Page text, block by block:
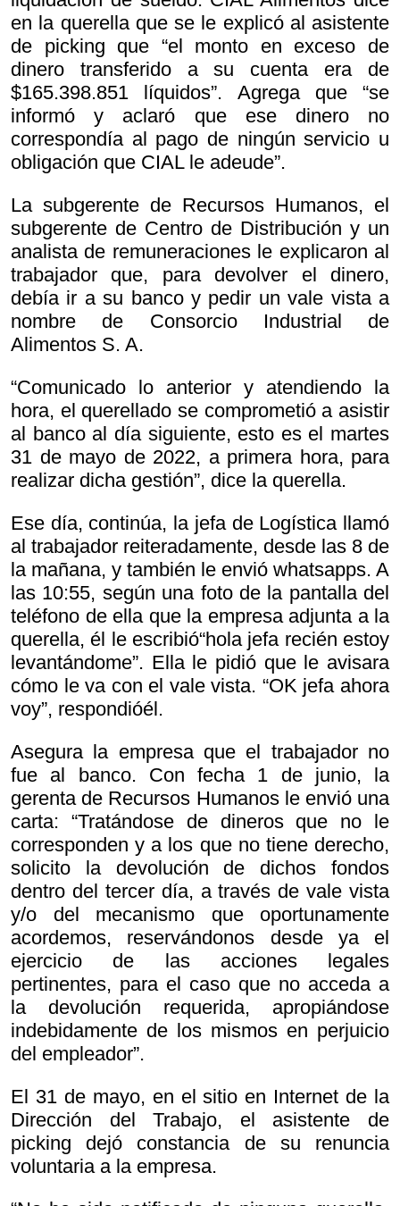
en la querella que se le explicó al asistente
de picking que “el monto en exceso de
dinero transferido a su cuenta era de
$165.398.851 líquidos”. Agrega que “se
informó y aclaró que ese dinero no
correspondía al pago de ningún servicio u
obligación que CIAL le adeude”.
La subgerente de Recursos Humanos, el
subgerente de Centro de Distribución y un
analista de remuneraciones le explicaron al
trabajador que, para devolver el dinero,
debía ir a su banco y pedir un vale vista a
nombre de Consorcio Industrial de
Alimentos S. A.
“Comunicado lo anterior y atendiendo la
hora, el querellado se comprometió a asistir
al banco al día siguiente, esto es el martes
31 de mayo de 2022, a primera hora, para
realizar dicha gestión”, dice la querella.
Ese día, continúa, la jefa de Logística llamó
al trabajador reiteradamente, desde las 8 de
la mañana, y también le envió whatsapps. A
las 10:55, según una foto de la pantalla del
teléfono de ella que la empresa adjunta a la
querella, él le escribió“hola jefa recién estoy
levantándome”. Ella le pidió que le avisara
cómo le va con el vale vista. “OK jefa ahora
voy”, respondióél.
Asegura la empresa que el trabajador no
fue al banco. Con fecha 1 de junio, la
gerenta de Recursos Humanos le envió una
carta: “Tratándose de dineros que no le
corresponden y a los que no tiene derecho,
solicito la devolución de dichos fondos
dentro del tercer día, a través de vale vista
y/o del mecanismo que oportunamente
acordemos, reservándonos desde ya el
ejercicio de las acciones legales
pertinentes, para el caso que no acceda a
la devolución requerida, apropiándose
indebidamente de los mismos en perjuicio
del empleador”.
El 31 de mayo, en el sitio en Internet de la
Dirección del Trabajo, el asistente de
picking dejó constancia de su renuncia
voluntaria a la empresa.